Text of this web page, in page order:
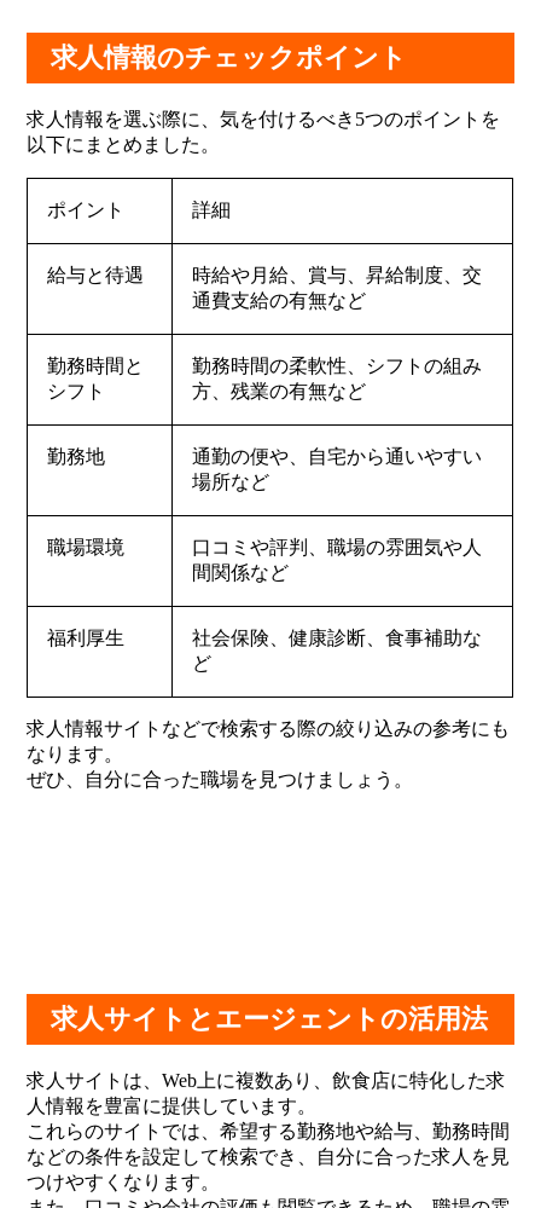
求人情報のチェックポイント
求人情報を選ぶ際に、気を付けるべき5つのポイントを
以下にまとめました。
ポイント 詳細
給与と待遇
時給や月給、賞与、昇給制度、交
通費支給の有無など
勤務時間と
シフト
勤務時間の柔軟性、シフトの組み
方、残業の有無など
勤務地
通勤の便や、自宅から通いやすい
場所など
職場環境
口コミや評判、職場の雰囲気や人
間関係など
福利厚生
社会保険、健康診断、食事補助な
ど
求人情報サイトなどで検索する際の絞り込みの参考にも
なります。
ぜひ、自分に合った職場を見つけましょう。
求人サイトとエージェントの活用法
求人サイトは、Web上に複数あり、飲食店に特化した求
人情報を豊富に提供しています。
これらのサイトでは、希望する勤務地や給与、勤務時間
などの条件を設定して検索でき、自分に合った求人を見
つけやすくなります。